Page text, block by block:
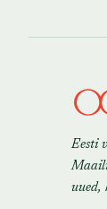
Eesti
uued,